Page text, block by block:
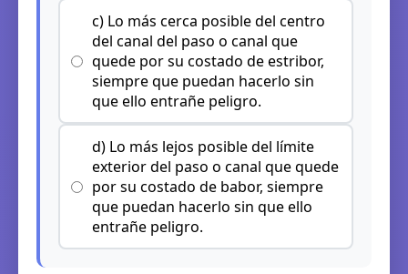
c) Lo más cerca posible del centro
del canal del paso o canal que
quede por su costado de estribor,
siempre que puedan hacerlo sin
que ello entrañe peligro.
d) Lo más lejos posible del límite
exterior del paso o canal que quede
por su costado de babor, siempre
que puedan hacerlo sin que ello
entrañe peligro.